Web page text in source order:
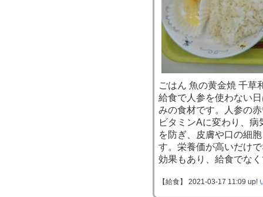
ごはん 魚の黄金焼 千草
給食で人参を使わない
みの食材です。人参の
ビタミンAに変わり、
を防ぎ、皮膚や口の細
す。栄養価が高いだけ
効果もあり、給食でな
【給食】 2021-03-17 11:09 up!